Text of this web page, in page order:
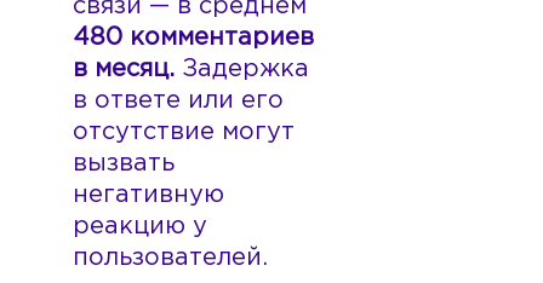
связи — в среднем
480 комментариев
в месяц. Задержка
в ответе или его
отсутствие могут
вызвать
негативную
реакцию у
пользователей.